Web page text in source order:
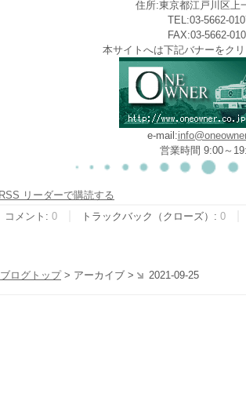
住所:東京都江戸川区上
TEL:03-5662-
FAX:03-5662-
本サイトへは下記バナーをク
e-mail:
営業時間 9:00～
コメント : 0 トラックバック（クローズ）: 0
ブログトップ> アーカイブ > 2021-09-25